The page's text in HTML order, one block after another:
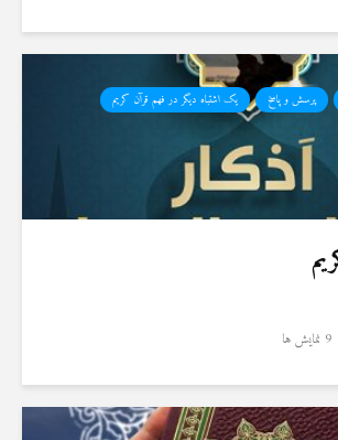
پرسش و پاسخ یک اشتباه دیگر در فهم قرآن کریم
9 نمایش ها